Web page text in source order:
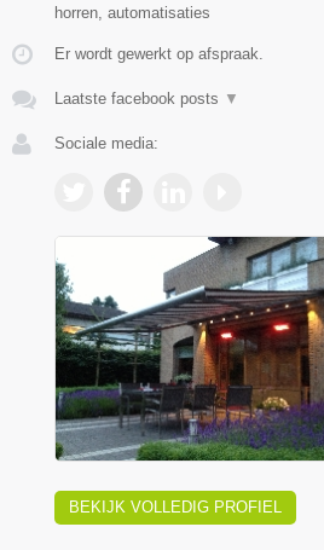
horren, automatisaties
Er wordt gewerkt op afspraak.
Laatste facebook posts ▼
Sociale media:
BEKIJK VOLLEDIG PROFIEL